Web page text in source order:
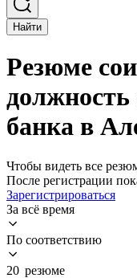
Найти
Резюме
должность
банка в
Чтобы видеть все
После регистрации
Зарегистрироваться
За всё время
По соответствию
20 резюме